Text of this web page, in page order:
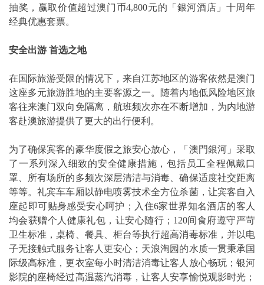
抽奖，赢取价值超过澳门币4,800元的「銀河酒店」十周年
经典优惠套票。
安全出游 首选之地
在国际旅游受限的情况下，来自江苏地区的游客依然是澳门
这座多元旅游胜地的主要客源之一。随着内地低风险地区旅
客往来澳门双向免隔离，航班频次亦在不断增加，为内地游
客赴澳旅游提供了更大的出行便利。
为了确保宾客的豪华度假之旅安心放心，「澳門銀河」采取
了一系列深入细致的安全健康措施，包括员工全程佩戴口
罩、所有场所的多频次深层清洁与消毒、确保适度社交距离
等等。礼宾车车厢以静电喷雾技术全方位杀菌，让宾客自入
座起即可贴身感受安心呵护；入住6家世界知名酒店的客人
均会获赠个人健康礼包，让安心随行；120间食府遵守严苛
卫生标准，桌椅、餐具、柜台等执行超高消毒标准，并以电
子无接触式服务让客人更安心；天浪淘园的水质一贯秉承国
际级高标准，更衣室每小时清洁消毒让客人放心畅玩；银河
影院的座椅经过高温蒸汽消毒，让客人安享愉悦观影时光；